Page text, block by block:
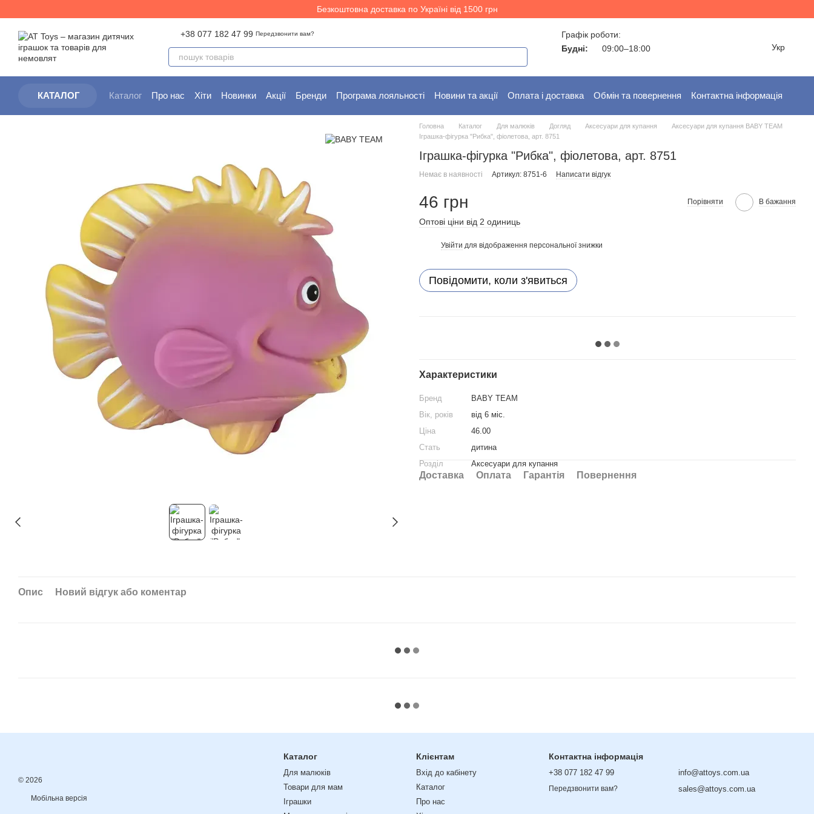
Безкоштовна доставка по Україні від 1500 грн
+38 077 182 47 99 Передзвонити вам?
Графік роботи:
Будні:
09:00–18:00 Укр
КАТАЛОГ Каталог Про нас Хіти Новинки Акції Бренди Програма лояльності Новини та акції Оплата і доставка Обмін та повернення
Контактна інформація
Головна Каталог Для малюків Догляд Аксесуари для купання
Аксесуари для купання BABY TEAM
Іграшка-фігурка "Рибка", фіолетова, арт. 8751
Іграшка-фігурка "Рибка", фіолетова, арт. 8751
Немає в наявності Артикул: 8751-6 Написати відгук
46 грн Порівняти В бажання
Оптові ціни від 2 одиниць
Увійти для відображення персональної знижки
Повідомити, коли з'явиться
Характеристики
Бренд
BABY TEAM
Вік, років
від 6 міс.
Ціна
46.00
Стать
дитина
Розділ
Аксесуари для купання
Доставка Оплата Гарантія Повернення
Опис Новий відгук або коментар
© 2026
Мобільна версія
Каталог
Для малюків
Товари для мам
Іграшки
Клієнтам
Вхід до кабінету
Каталог
Про нас
Контактна інформація
+38 077 182 47 99
Передзвонити вам?
info@attoys.com.ua
sales@attoys.com.ua